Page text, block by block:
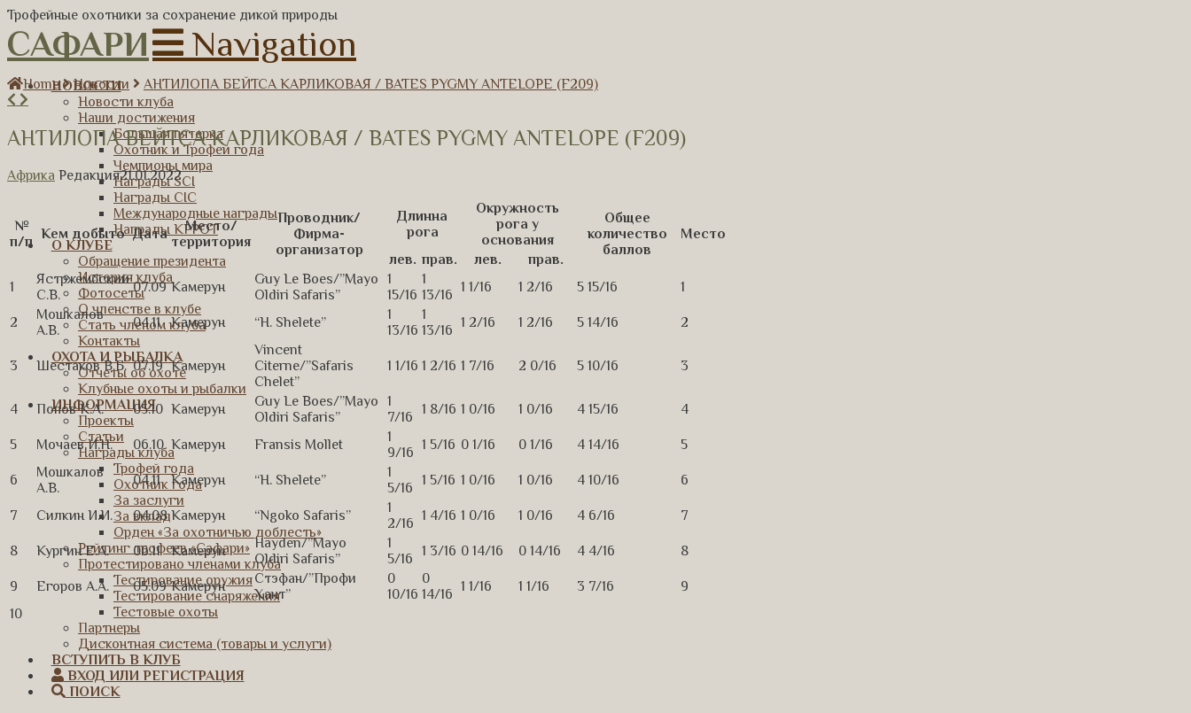
Трофейные охотники за сохранение дикой природы
САФАРИ Navigation
НОВОСТИ
Новости клуба
Наши достижения
Большая пятерка
Охотник и Трофей года
Чемпионы мира
Награды SCI
Награды CIC
Международные награды
Награды КРРОТ
О КЛУБЕ
Обращение президента
История клуба
Фотосеты
О членстве в клубе
Стать членом клуба
Контакты
ОХОТА И РЫБАЛКА
Отчеты об охоте
Клубные охоты и рыбалки
ИНФОРМАЦИЯ
Проекты
Статьи
Награды клуба
Трофей года
Охотник года
За заслуги
За вклад
Орден «За охотничью доблесть»
Рейтинг трофеев «Сафари»
Протестировано членами клуба
Тестирование оружия
Тестирование снаряжения
Тестовые охоты
Партнеры
Дисконтная система (товары и услуги)
ВСТУПИТЬ В КЛУБ
ВХОД ИЛИ РЕГИСТРАЦИЯ
ПОИСК
Home Новости АНТИЛОПА БЕЙТСА КАРЛИКОВАЯ / BATES PYGMY ANTELOPE (F209)
АНТИЛОПА БЕЙТСА КАРЛИКОВАЯ / BATES PYGMY ANTELOPE (F209)
Африка Редакция21.01.2022
№
п/п Кем добыто Дата
Место/
территория
Проводник/
Фирма-
организатор
Длинна
рога
Окружность
рога у
основания
Общее
количество
баллов
Место
лев. прав. лев.
прав.
1
Ястржембский
С.В.
07.09 Камерун
Guy Le Boes/”Mayo
Oldiri Safaris”
1
15/16
1
13/16 1 1/16 1 2/16 5 15/16 1
2
Мошкалов
А.В.
04.11 Камерун “H. Shelete”
1
13/16
1
13/16 1 2/16 1 2/16 5 14/16 2
3 Шестаков В.Б. 07.19 Камерун
Vincent
Citerne/”Safaris
Chelet”
1 1/16 1 2/16 1 7/16 2 0/16 5 10/16 3
4 Попов К.А. 05.10 Камерун
Guy Le Boes/”Mayo
Oldiri Safaris”
1
7/16
1 8/16 1 0/16 1 0/16 4 15/16 4
5 Мочаев И.Н. 06.10 Камерун Fransis Mollet
1
9/16 1 5/16 0 1/16 0 1/16 4 14/16 5
6
Мошкалов
А.В.
04.11 Камерун “H. Shelete”
1
5/16
1 5/16 1 0/16 1 0/16 4 10/16 6
7 Силкин И.И. 04.08 Камерун “Ngoko Safaris”
1
2/16 1 4/16 1 0/16 1 0/16 4 6/16 7
8 Кургин Е.А. 06.11 Камерун
Hayden/”Mayo
Oldiri Safaris”
1
5/16
1 3/16 0 14/16 0 14/16 4 4/16 8
9 Егоров А.А. 05.09 Камерун
Стэфан/”Профи
Хант”
0
10/16
0
14/16 1 1/16 1 1/16 3 7/16
9
10